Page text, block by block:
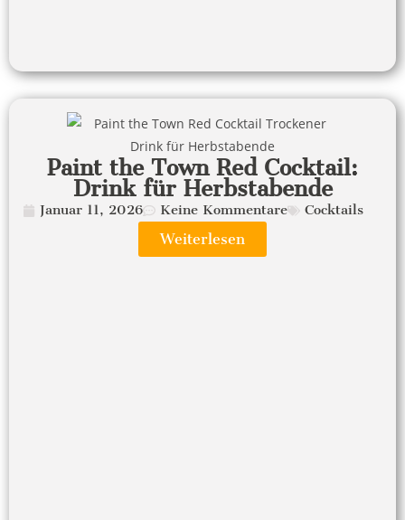
Paint the Town Red Cocktail:
Drink für Herbstabende
Januar 11, 2026 Keine Kommentare Cocktails
Weiterlesen